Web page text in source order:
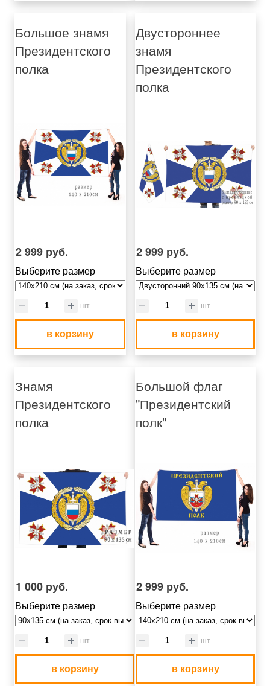
Большое знамя
Президентского
полка
2 999 руб.
Выберите размер
шт
в корзину
Двустороннее
знамя
Президентского
полка
2 999 руб.
Выберите размер
шт
в корзину
Знамя
Президентского
полка
1 000 руб.
Выберите размер
шт
в корзину
Большой флаг
"Президентский
полк"
2 999 руб.
Выберите размер
шт
в корзину